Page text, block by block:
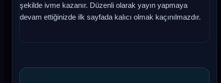
şekilde ivme kazanır. Düzenli olarak yayın yapmaya
devam ettiğinizde ilk sayfada kalıcı olmak kaçınılmazdır.